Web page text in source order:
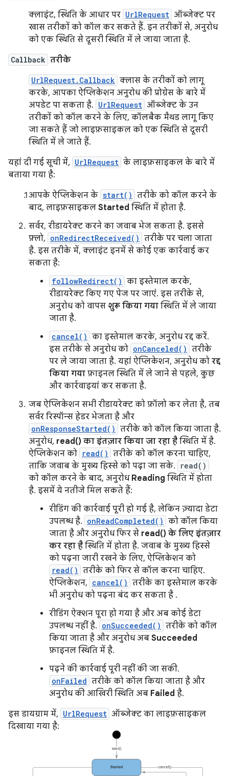
क्लाइंट, स्थिति के आधार पर UrlRequest ऑब्जेक्ट पर
खास तरीकों को कॉल कर सकते हैं. इन तरीकों से, अनुरोध
को एक स्थिति से दूसरी स्थिति में ले जाया जाता है.
Callback तरीके
UrlRequest.Callback क्लास के तरीकों को लागू
करके, आपका ऐप्लिकेशन अनुरोध की प्रोग्रेस के बारे में
अपडेट पा सकता है. UrlRequest ऑब्जेक्ट के उन
तरीकों को कॉल करने के लिए, कॉलबैक मैथड लागू किए
जा सकते हैं जो लाइफ़साइकल को एक स्थिति से दूसरी
स्थिति में ले जाते हैं.
यहां दी गई सूची में, UrlRequest के लाइफ़साइकल के बारे में
बताया गया है:
आपके ऐप्लिकेशन के start() तरीके को कॉल करने के
बाद, लाइफ़साइकल Started स्थिति में होता है.
सर्वर, रीडायरेक्ट करने का जवाब भेज सकता है. इससे
फ़्लो, onRedirectReceived() तरीके पर चला जाता
है. इस तरीके में, क्लाइंट इनमें से कोई एक कार्रवाई कर
सकता है:
followRedirect() का इस्तेमाल करके,
रीडायरेक्ट किए गए पेज पर जाएं. इस तरीके से,
अनुरोध को वापस शुरू किया गया स्थिति में ले जाया
जाता है.
cancel() का इस्तेमाल करके, अनुरोध रद्द करें.
इस तरीके से अनुरोध को onCanceled() तरीके
पर ले जाया जाता है. यहां ऐप्लिकेशन, अनुरोध को रद्द
किया गया फ़ाइनल स्थिति में ले जाने से पहले, कुछ
और कार्रवाइयां कर सकता है.
जब ऐप्लिकेशन सभी रीडायरेक्ट को फ़ॉलो कर लेता है, तब
सर्वर रिस्पॉन्स हेडर भेजता है और
onResponseStarted() तरीके को कॉल किया जाता है.
अनुरोध, read() का इंतज़ार किया जा रहा है स्थिति में है.
ऐप्लिकेशन को read() तरीके को कॉल करना चाहिए,
ताकि जवाब के मुख्य हिस्से को पढ़ा जा सके.
read()
को कॉल करने के बाद, अनुरोध Reading स्थिति में होता
है. इसमें ये नतीजे मिल सकते हैं:
रीडिंग की कार्रवाई पूरी हो गई है, लेकिन ज़्यादा डेटा
उपलब्ध है. onReadCompleted() को कॉल किया
जाता है और अनुरोध फिर से read() के लिए इंतज़ार
कर रहा है स्थिति में होता है. जवाब के मुख्य हिस्से
को पढ़ना जारी रखने के लिए, ऐप्लिकेशन को
read() तरीके को फिर से कॉल करना चाहिए.
ऐप्लिकेशन, cancel() तरीके का इस्तेमाल करके
भी अनुरोध को पढ़ना बंद कर सकता है .
रीडिंग ऐक्शन पूरा हो गया है और अब कोई डेटा
उपलब्ध नहीं है. onSucceeded() तरीके को कॉल
किया जाता है और अनुरोध अब Succeeded
फ़ाइनल स्थिति में है.
पढ़ने की कार्रवाई पूरी नहीं की जा सकी.
onFailed तरीके को कॉल किया जाता है और
अनुरोध की आखिरी स्थिति अब Failed है.
इस डायग्राम में, UrlRequest ऑब्जेक्ट का लाइफ़साइकल
दिखाया गया है: